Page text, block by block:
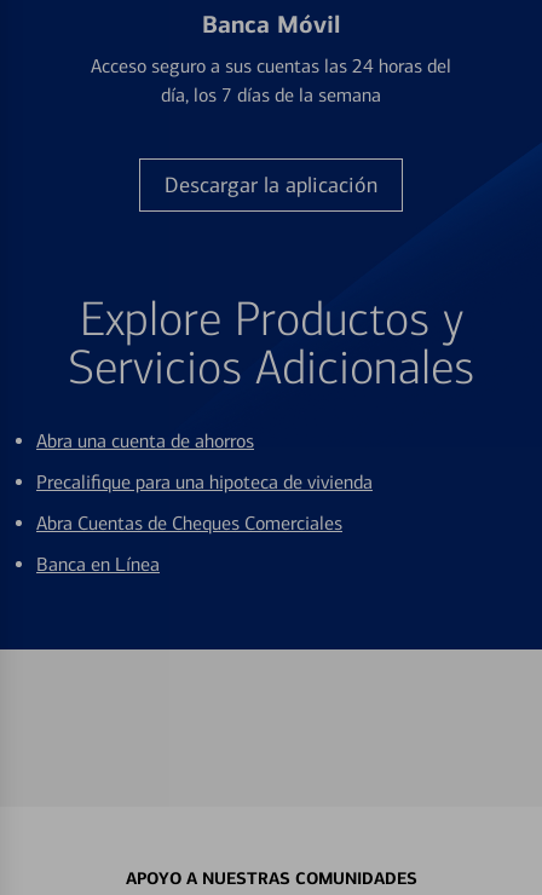
Banca Móvil
Acceso seguro a sus cuentas las 24 horas del
día, los 7 días de la semana
Descargar la aplicación
Explore Productos y
Servicios Adicionales
Abra una cuenta de ahorros
Precalifique para una hipoteca de vivienda
Abra Cuentas de Cheques Comerciales
Banca en Línea
APOYO A NUESTRAS COMUNIDADES